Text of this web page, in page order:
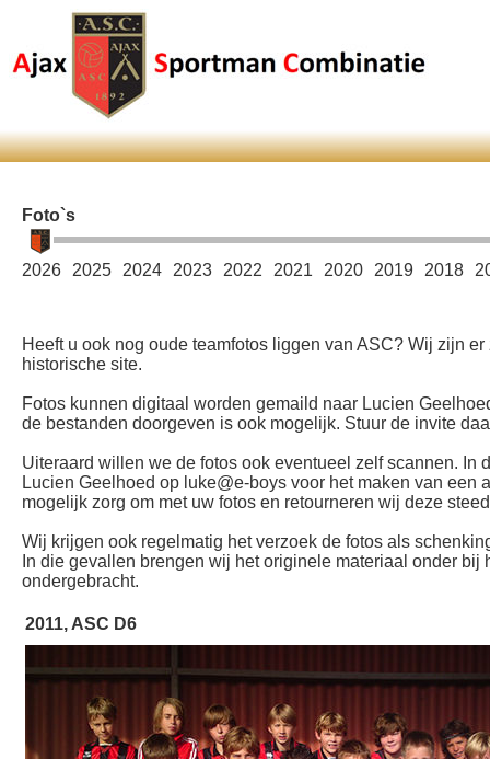
Foto`s
2026 2025 2024 2023 2022 2021 2020 2019 2018
Heeft u ook nog oude teamfotos liggen van ASC? Wij zijn
historische site.
Fotos kunnen digitaal worden gemaild naar Lucien
de bestanden doorgeven is ook mogelijk. Stuur de invite
Uiteraard willen we de fotos ook eventueel zelf scannen.
Lucien Geelhoed op luke@e-boys voor het maken van
mogelijk zorg om met uw fotos en retourneren wij deze
Wij krijgen ook regelmatig het verzoek de fotos als
In die gevallen brengen wij het originele materiaal onder
ondergebracht.
2011, ASC D6